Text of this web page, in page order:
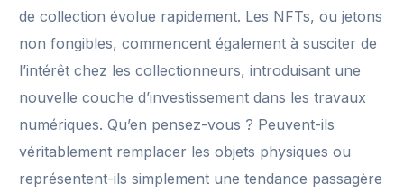
de collection évolue rapidement. Les NFTs, ou jetons
non fongibles, commencent également à susciter de
l’intérêt chez les collectionneurs, introduisant une
nouvelle couche d’investissement dans les travaux
numériques. Qu’en pensez-vous ? Peuvent-ils
véritablement remplacer les objets physiques ou
représentent-ils simplement une tendance passagère